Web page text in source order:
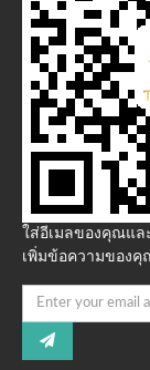
ใส่อีเมลของคุณแล
เพิ่มข้อความของ